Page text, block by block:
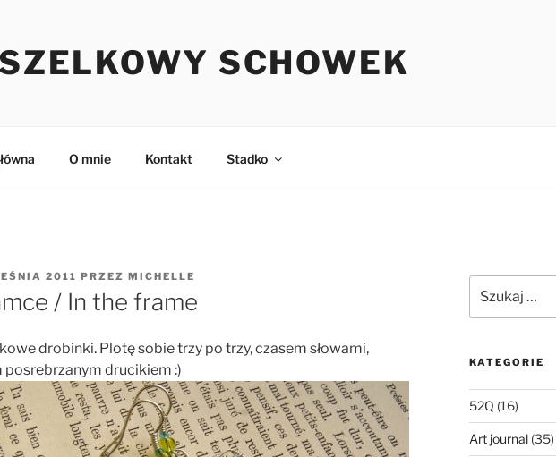
SCHOWEK
O mnie Kontakt Stadko
2011 PRZEZ MICHELLE
/ In the frame
drobinki. Plotę sobie trzy po trzy, czasem słowami,
posrebrzanym drucikiem :)
KATEGORIE
52Q (16)
Art journal(35)